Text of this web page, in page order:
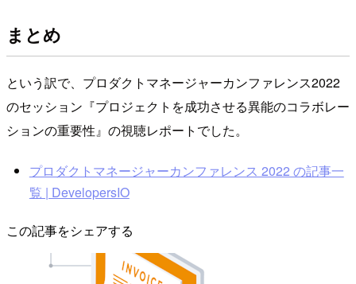
まとめ
という訳で、プロダクトマネージャーカンファレンス2022
のセッション『プロジェクトを成功させる異能のコラボレー
ションの重要性』の視聴レポートでした。
プロダクトマネージャーカンファレンス 2022 の記事一
覧 | DevelopersIO
この記事をシェアする